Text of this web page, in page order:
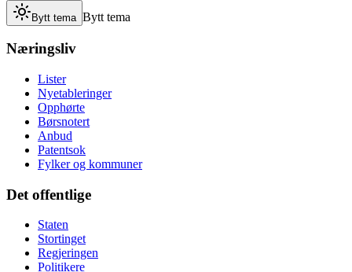
Bytt tema Bytt tema
Næringsliv
Lister
Nyetableringer
Opphørte
Børsnotert
Anbud
Patentsok
Fylker og kommuner
Det offentlige
Staten
Stortinget
Regjeringen
Politikere